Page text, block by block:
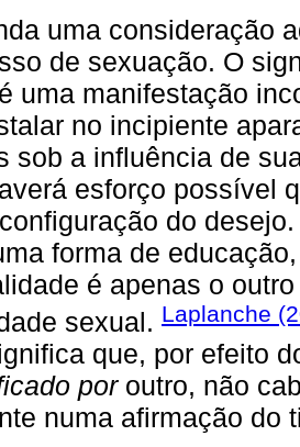
uma consideração
de sexuação. O
uma manifestação
no incipiente
sob a influência de
esforço possível
do
forma de
é apenas o
sexual. Laplanche
que, por efeito
poroutro, não
numa afirmação do